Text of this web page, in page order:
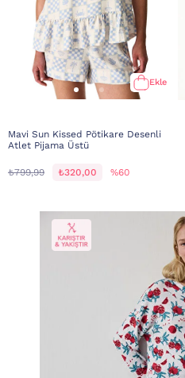
Ekle
Mavi Sun Kissed Pötikare Desenli
Atlet Pijama Üstü
₺799,99 ₺320,00 %60